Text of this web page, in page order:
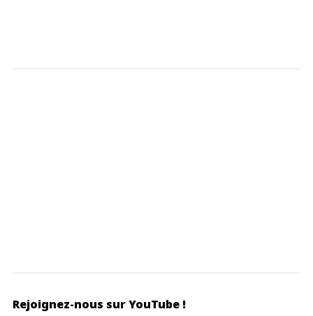
Rejoignez-nous sur YouTube !